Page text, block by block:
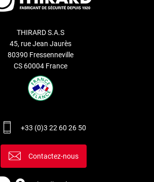
THIRARD S.A.S
45, rue Jean Jaurès
80390 Fressenneville
CS 60004 France
+33 (0)3 22 60 26 50
Contactez-nous